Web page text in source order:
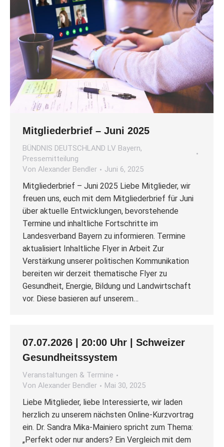
Mitgliederbrief – Juni 2025
BÜNDNIS DEUTSCHLAND LV Bayern,
Pressemitteilung
Von Alexander Bendler Juni 6, 2025
Mitgliederbrief – Juni 2025 Liebe Mitglieder, wir
freuen uns, euch mit dem Mitgliederbrief für Juni
über aktuelle Entwicklungen, bevorstehende
Termine und inhaltliche Fortschritte im
Landesverband Bayern zu informieren. Termine
aktualisiert Inhaltliche Flyer in Arbeit Zur
Verstärkung unserer politischen Kommunikation
bereiten wir derzeit thematische Flyer zu
Gesundheit, Energie, Bildung und Landwirtschaft
vor. Diese basieren auf unserem…
07.07.2026 | 20:00 Uhr | Schweizer
Gesundheitssystem
Veranstaltungen & Termine
Von Alexander Bendler Mai 30, 2025
Liebe Mitglieder, liebe Interessierte, wir laden
herzlich zu unserem nächsten Online-Kurzvortrag
ein. Dr. Sandra Mika-Mainiero spricht zum Thema:
„Perfekt oder nur anders? Ein Vergleich mit dem